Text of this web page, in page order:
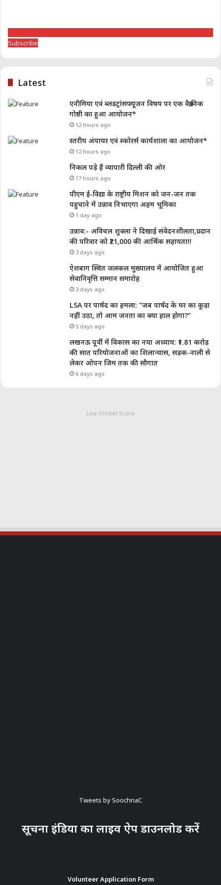
Subscribe
Latest
एनीमिया एवं ब्लडट्रांसफ्यूजन विषय पर एक वैज्ञानिक
गोष्ठी का हुआ आयोजन*
12 hours ago
स्तरीय अंपायर एवं स्कोरर्स कार्यशाला का आयोजन*
12 hours ago
निकल पड़े हैं व्यापारी दिल्ली की ओर
17 hours ago
पीएम ई-विद्या के राष्ट्रीय मिशन को जन-जन तक
पहुचाने में उन्नाव निभाएगा अहम भूमिका
1 day ago
उन्नाव:- अविचल शुक्ला ने दिखाई संवेदनशीलता,प्रदान
की परिवार को ₹21,000 की आर्थिक सहायता!!
3 days ago
ऐशबाग स्थित जलकल मुख्यालय में आयोजित हुआ
सेवानिवृत्ति सम्मान समारोह
3 days ago
LSA पर पार्षद का हमला: “जब पार्षद के घर का कूड़ा
नहीं उठा, तो आम जनता का क्या हाल होगा?”
5 days ago
लखनऊ पूर्वी में विकास का नया अध्याय: ₹1.81 करोड़
की सात परियोजनाओं का शिलान्यास, सड़क-नाली से
लेकर ओपन जिम तक की सौगात
6 days ago
Live Cricket Score
Tweets by SoochnaC
सूचना इंडिया का लाइव ऐप डाउनलोड करें
Volunteer Application Form